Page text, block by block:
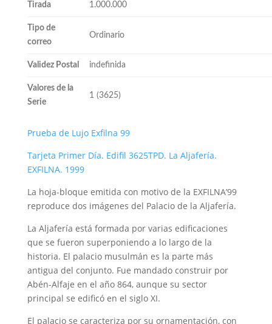
Tirada 1.000.000
Tipo de
correo
Ordinario
Validez Postal indefinida
Valores de la
Serie
1 (3625)
Prueba de Lujo Exfilna 99
Tarjeta Primer Día. Edifil 3625TPD. La Aljafería.
EXFILNA. 1999
La hoja-bloque emitida con motivo de la EXFILNA’99
reproduce dos imágenes del Palacio de la Aljafería.
La Aljafería está formada por varias edificaciones
que se fueron superponiendo a lo largo de la
historia. El palacio musulmán es la parte más
antigua del conjunto. Fue mandado construir por
Abén-Alfaje en el año 864, aunque su sector
principal se edificó en el siglo XI.
El palacio se caracteriza por su ornamentación, con